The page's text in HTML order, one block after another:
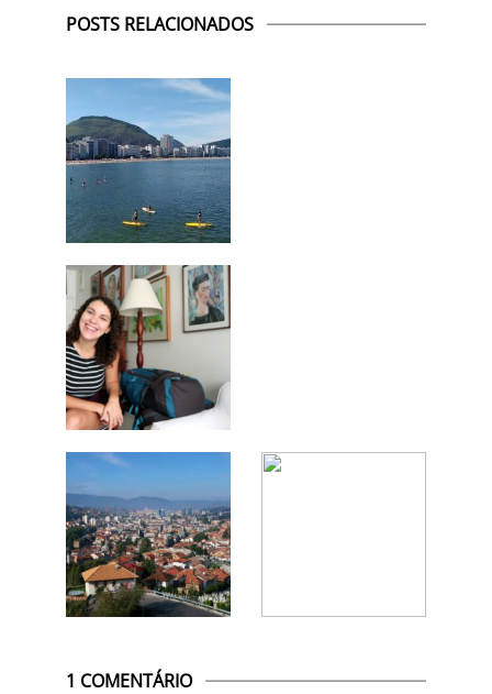
POSTS RELACIONADOS
1 COMENTÁRIO